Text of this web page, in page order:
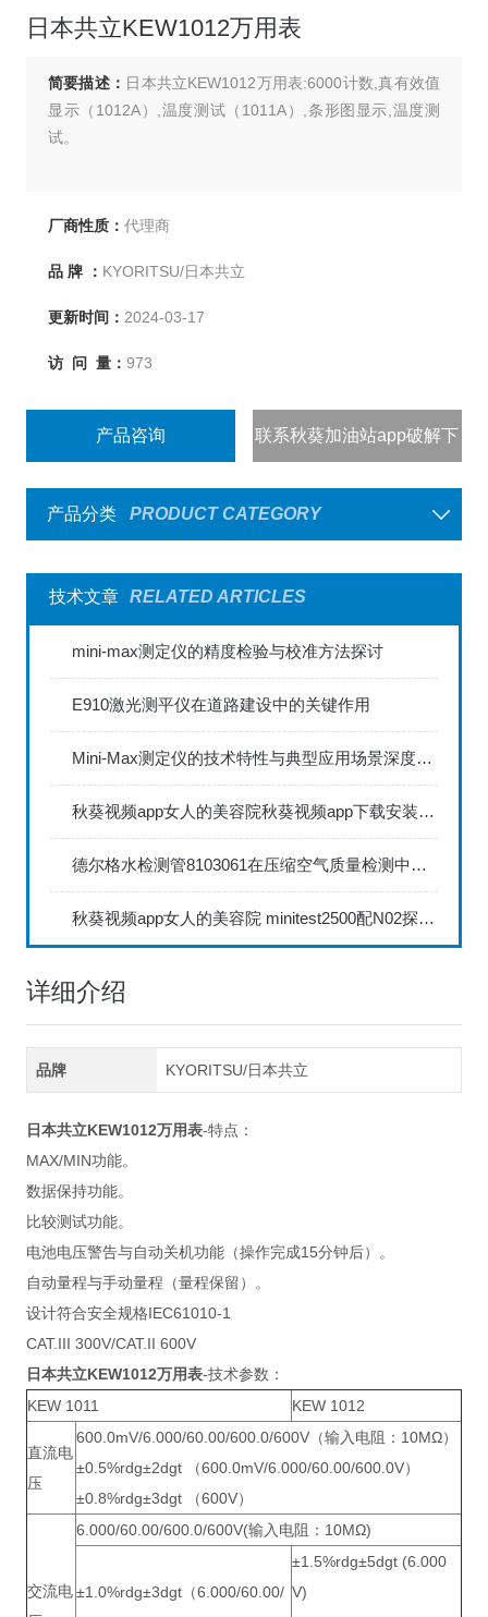
日本共立KEW1012万用表
简要描述： 日本共立KEW1012万用表:6000计数,真有效值
显示（1012A）,温度测试（1011A）,条形图显示,温度测
试。
厂商性质： 代理商
品 牌 ： KYORITSU/日本共立
更新时间： 2024-03-17
访 问 量： 973
产品咨询 联系秋葵加油站app破解下
载
产品分类
PRODUCT CATEGORY
技术文章 RELATED ARTICLES
mini-max测定仪的精度检验与校准方法探讨
E910激光测平仪在道路建设中的关键作用
Mini-Max测定仪的技术特性与典型应用场景深度解读
秋葵视频app女人的美容院秋葵视频app下载安装735FN1.5正确的校准步骤
德尔格水检测管8103061在压缩空气质量检测中的应用
秋葵视频app女人的美容院 minitest2500配N02探头如何两点校准？
详细介绍
品牌 KYORITSU/日本共立
日本共立KEW1012万用表-特点：
MAX/MIN功能。
数据保持功能。
比较测试功能。
电池电压警告与自动关机功能（操作完成15分钟后）。
自动量程与手动量程（量程保留）。
设计符合安全规格IEC61010-1
CAT.III 300V/CAT.II 600V
日本共立KEW1012万用表-技术参数：
KEW 1011
KEW 1012
直流电
压
600.0mV/6.000/60.00/600.0/600V（输入电阻：10MΩ）
±0.5%rdg±2dgt （600.0mV/6.000/60.00/600.0V）
±0.8%rdg±3dgt （600V）
交流电
6.000/60.00/600.0/600V(输入电阻：10MΩ)
±1.0%rdg±3dgt（6.000/60.00/
±1.5%rdg±5dgt (6.000
V)